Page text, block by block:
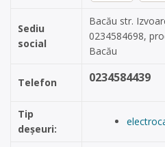
Sediu
social
Bacău str.
0234584698,
Bacău
Telefon 0234584439
Tip
deșeuri: